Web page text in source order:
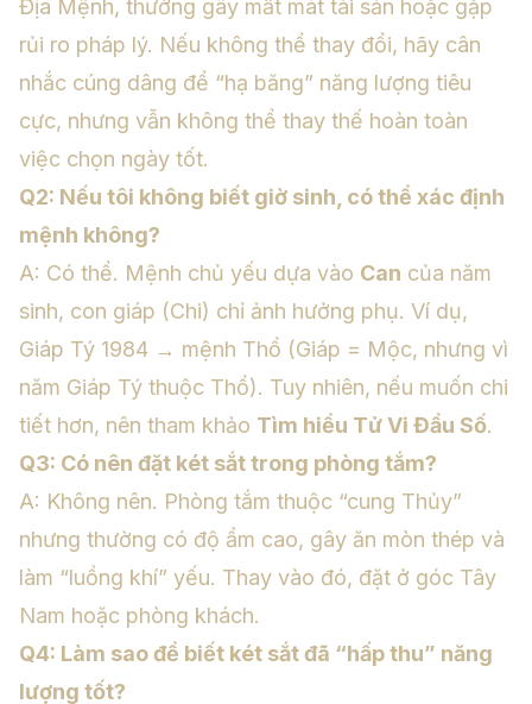
Địa Mệnh, thường gây mất mát tài sản hoặc gặp
rủi ro pháp lý. Nếu không thể thay đổi, hãy cân
nhắc cúng dâng để “hạ băng” năng lượng tiêu
cực, nhưng vẫn không thể thay thế hoàn toàn
việc chọn ngày tốt.
Q2: Nếu tôi không biết giờ sinh, có thể xác định
mệnh không?
A: Có thể. Mệnh chủ yếu dựa vào Can của năm
sinh, con giáp (Chi) chỉ ảnh hưởng phụ. Ví dụ,
Giáp Tý 1984 → mệnh Thổ (Giáp = Mộc, nhưng vì
năm Giáp Tý thuộc Thổ). Tuy nhiên, nếu muốn chi
tiết hơn, nên tham khảo Tìm hiểu Tử Vi Đẩu Số.
Q3: Có nên đặt két sắt trong phòng tắm?
A: Không nên. Phòng tắm thuộc “cung Thủy”
nhưng thường có độ ẩm cao, gây ăn mòn thép và
làm “luồng khí” yếu. Thay vào đó, đặt ở góc Tây
Nam hoặc phòng khách.
Q4: Làm sao để biết két sắt đã “hấp thu” năng
lượng tốt?